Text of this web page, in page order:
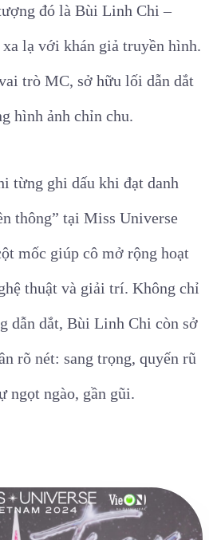
đó là Bùi Linh Chi –
lạ với khán giả truyền hình.
trò MC, sở hữu lối dẫn dắt
hình ảnh chỉn chu.
từng ghi dấu khi đạt danh
thông” tại Miss Universe
mốc giúp cô mở rộng hoạt
thuật và giải trí. Không chỉ
dẫn dắt, Bùi Linh Chi còn sở
rõ nét: sang trọng, quyến rũ
ngọt ngào, gần gũi.